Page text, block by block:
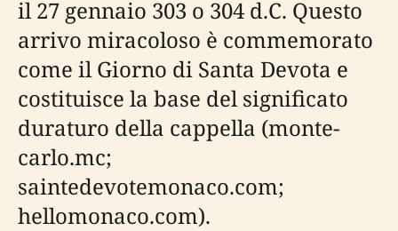
il 27 gennaio 303 o 304 d.C. Questo
arrivo miracoloso è commemorato
come il Giorno di Santa Devota e
costituisce la base del significato
duraturo della cappella (monte-
carlo.mc;
saintedevotemonaco.com;
hellomonaco.com).